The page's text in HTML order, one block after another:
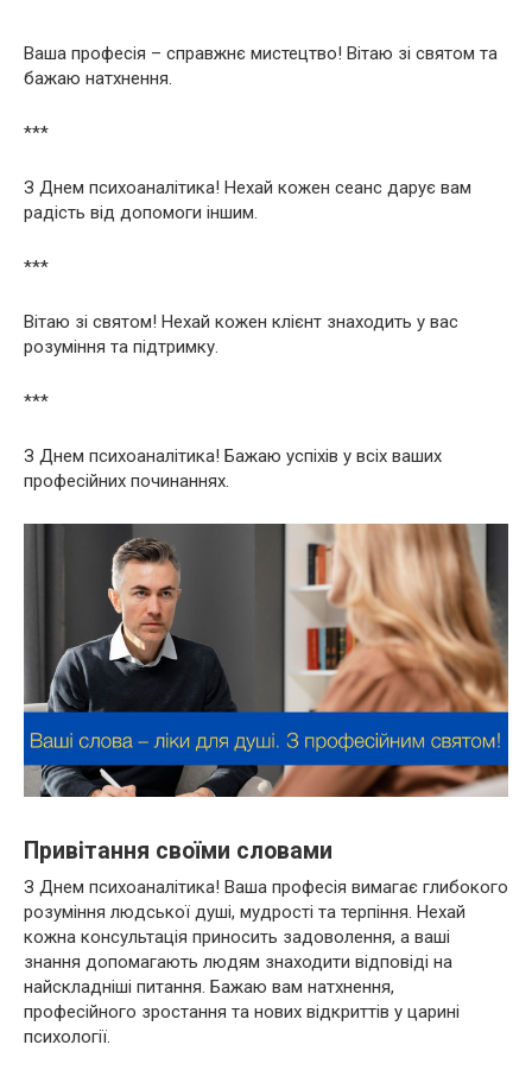
Ваша професія – справжнє мистецтво! Вітаю зі святом та
бажаю натхнення.
***
З Днем психоаналітика! Нехай кожен сеанс дарує вам
радість від допомоги іншим.
***
Вітаю зі святом! Нехай кожен клієнт знаходить у вас
розуміння та підтримку.
***
З Днем психоаналітика! Бажаю успіхів у всіх ваших
професійних починаннях.
Привітання своїми словами
З Днем психоаналітика! Ваша професія вимагає глибокого
розуміння людської душі, мудрості та терпіння. Нехай
кожна консультація приносить задоволення, а ваші
знання допомагають людям знаходити відповіді на
найскладніші питання. Бажаю вам натхнення,
професійного зростання та нових відкриттів у царині
психології.